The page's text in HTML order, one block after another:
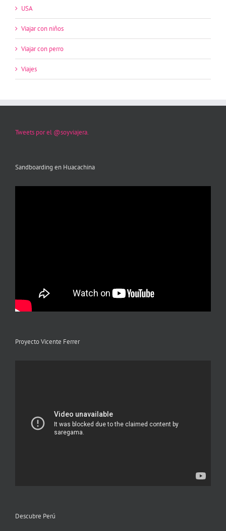
USA
Viajar con niños
Viajar con perro
Viajes
Tweets por el @soyviajera.
Sandboarding en Huacachina
Proyecto Vicente Ferrer
Descubre Perú